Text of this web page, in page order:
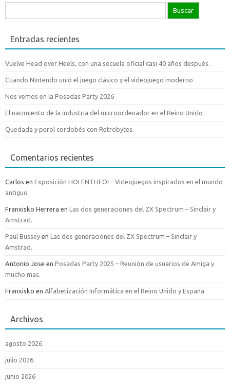
Entradas recientes
Vuelve Head over Heels, con una secuela oficial casi 40 años después.
Cuando Nintendo unió el juego clásico y el videojuego moderno
Nos vemos en la Posadas Party 2026
El nacimiento de la industria del microordenador en el Reino Unido
Quedada y perol cordobés con Retrobytes.
Comentarios recientes
Carlos en Exposición HOI ENTHEOI – Videojuegos inspirados en el mundo
antiguo
Franxisko Herrera en Las dos generaciones del ZX Spectrum – Sinclair y
Amstrad.
Paul Bussey en Las dos generaciones del ZX Spectrum – Sinclair y
Amstrad.
Antonio Jose en Posadas Party 2025 – Reunión de usuarios de Amiga y
mucho mas.
Franxisko en Alfabetización Informática en el Reino Unido y España
Archivos
agosto 2026
julio 2026
junio 2026